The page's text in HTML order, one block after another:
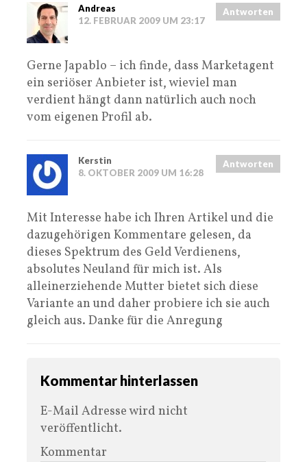
Andreas
12. FEBRUAR 2009 UM 23:17
Antworten
Gerne Japablo – ich finde, dass Marketagent
ein seriöser Anbieter ist, wieviel man
verdient hängt dann natürlich auch noch
vom eigenen Profil ab.
Kerstin
8. OKTOBER 2009 UM 16:28
Antworten
Mit Interesse habe ich Ihren Artikel und die
dazugehörigen Kommentare gelesen, da
dieses Spektrum des Geld Verdienens,
absolutes Neuland für mich ist. Als
alleinerziehende Mutter bietet sich diese
Variante an und daher probiere ich sie auch
gleich aus. Danke für die Anregung
Kommentar hinterlassen
E-Mail Adresse wird nicht
veröffentlicht.
Kommentar